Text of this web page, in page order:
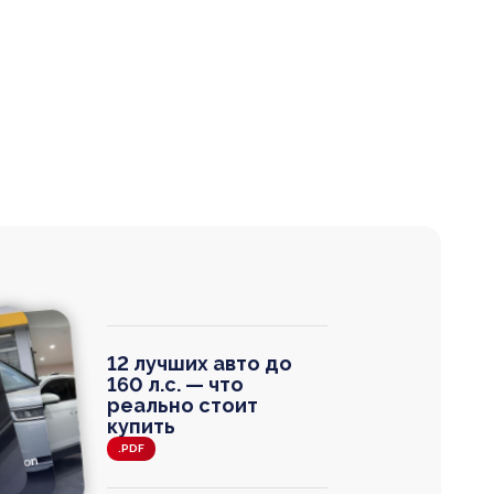
12 лучших авто до
160 л.с. — что
реально стоит
купить
.PDF